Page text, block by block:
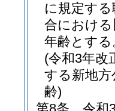
に規定す
合におけ
年齢とする
(令和3年改
する新地
齢)